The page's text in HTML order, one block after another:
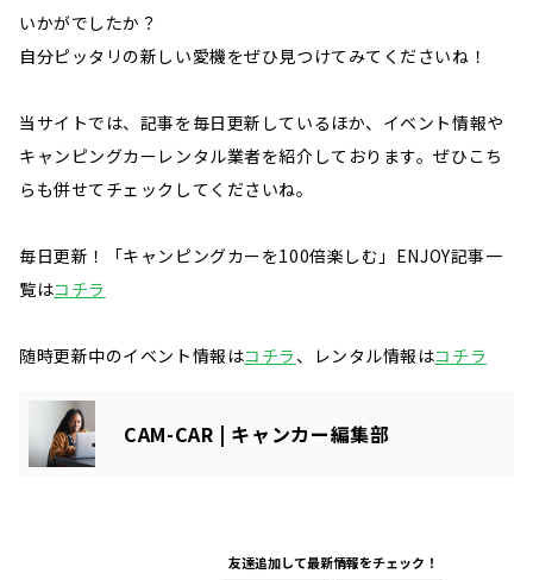
いかがでしたか？
自分ピッタリの新しい愛機をぜひ見つけてみてくださいね！
当サイトでは、記事を毎日更新しているほか、イベント情報や
キャンピングカーレンタル業者を紹介しております。ぜひこち
らも併せてチェックしてくださいね。
毎日更新！「キャンピングカーを100倍楽しむ」ENJOY記事一
覧はコチラ
随時更新中のイベント情報はコチラ 、レンタル情報はコチラ
CAM-CAR | キャンカー編集部